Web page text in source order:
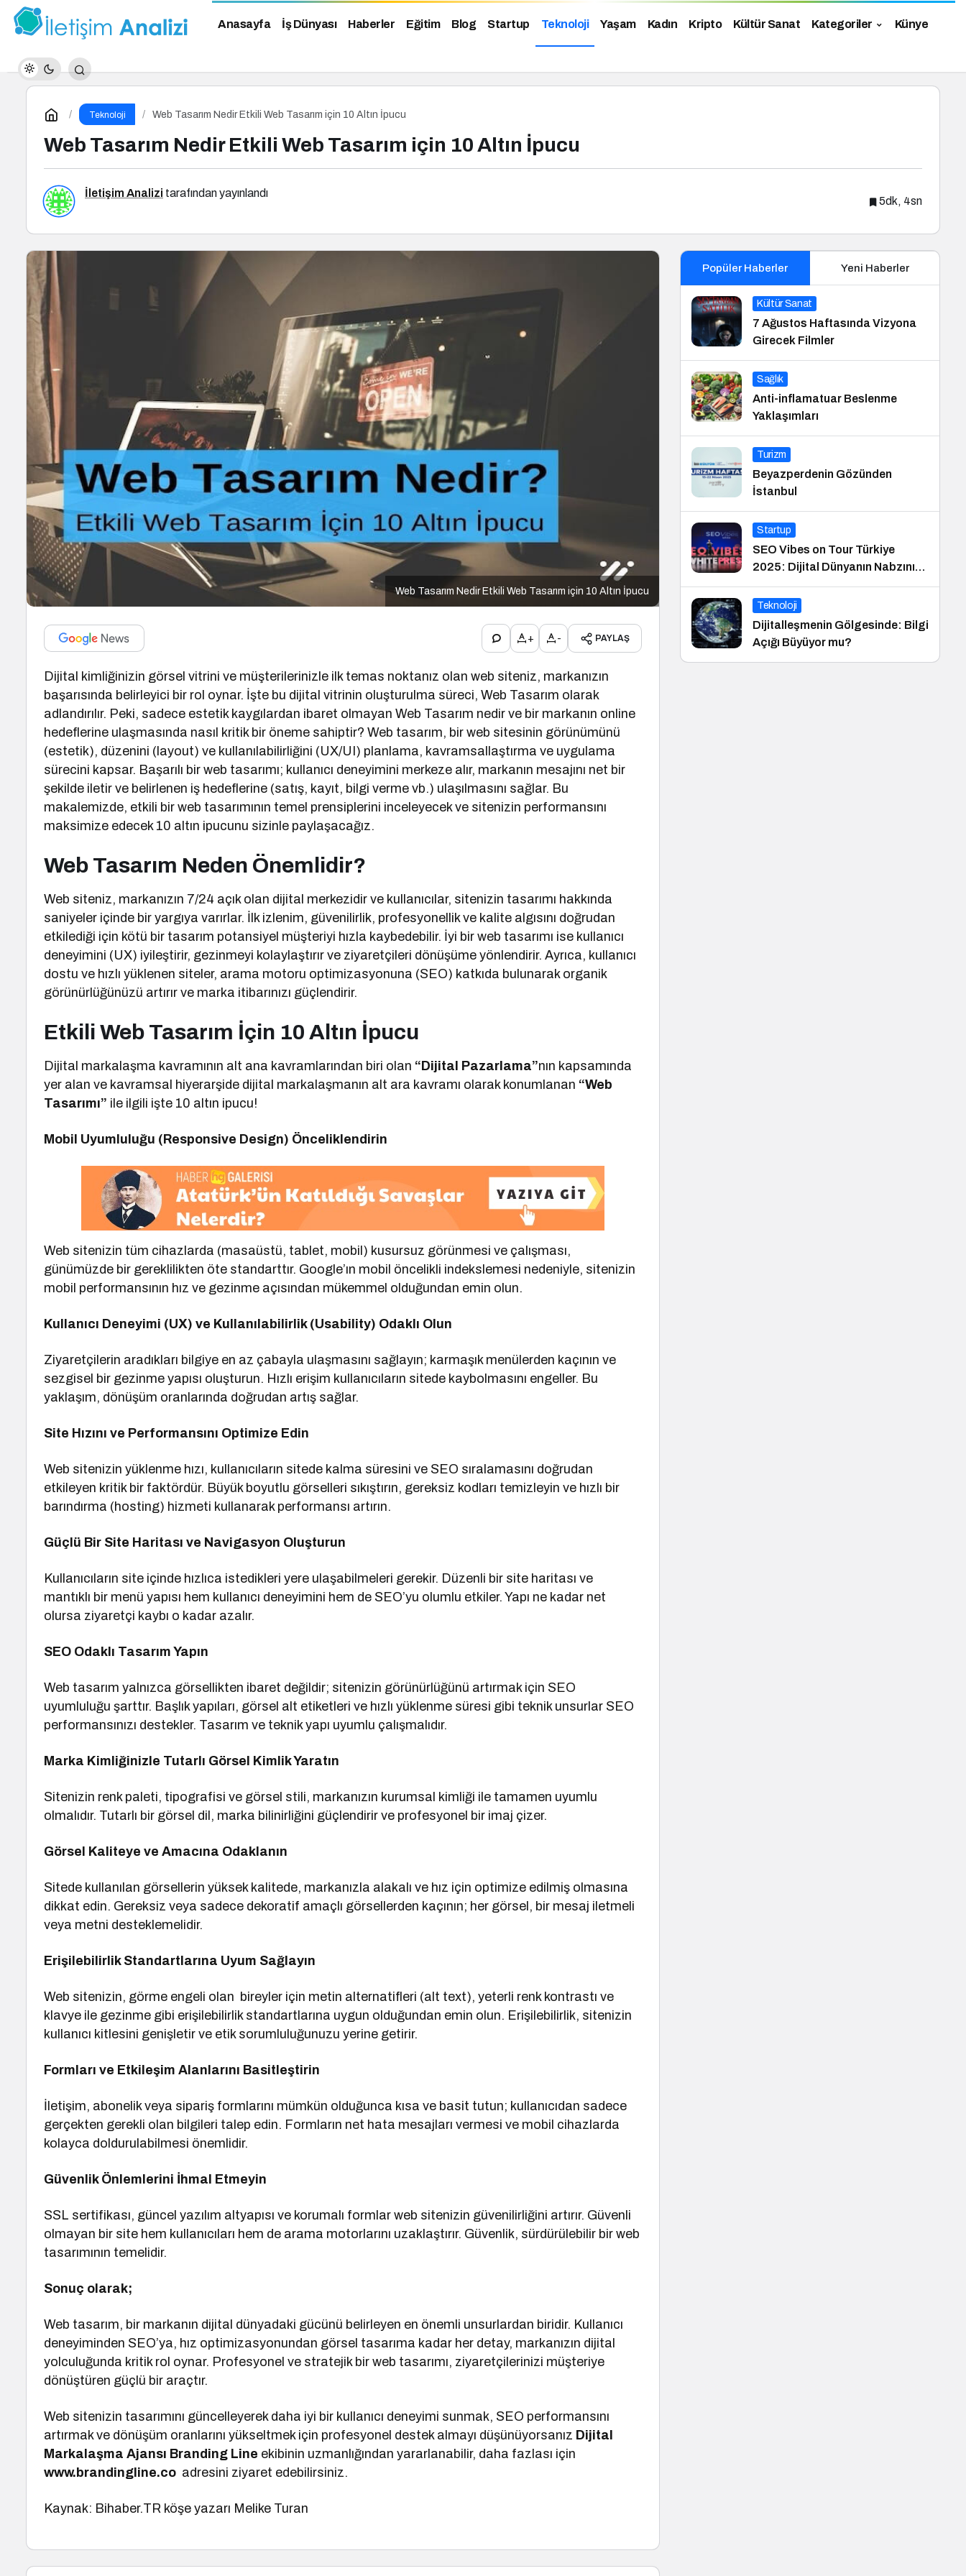
Anasayfa İş Dünyası Haberler Eğitim Blog Startup Teknoloji Yaşam Kadın Kripto Kültür Sanat Kategoriler Künye
Teknoloji Web Tasarım Nedir Etkili Web Tasarım için 10 Altın İpucu
Web Tasarım Nedir Etkili Web Tasarım için 10 Altın İpucu
İletişim Analizi tarafından yayınlandı
5dk, 4sn
Web Tasarım Nedir Etkili Web Tasarım için 10 Altın İpucu
+ - PAYLAŞ
Dijital kimliğinizin görsel vitrini ve müşterilerinizle ilk temas noktanız olan web siteniz, markanızın
başarısında belirleyici bir rol oynar. İşte bu dijital vitrinin oluşturulma süreci, Web Tasarım olarak
adlandırılır. Peki, sadece estetik kaygılardan ibaret olmayan Web Tasarım nedir ve bir markanın online
hedeflerine ulaşmasında nasıl kritik bir öneme sahiptir? Web tasarım, bir web sitesinin görünümünü
(estetik), düzenini (layout) ve kullanılabilirliğini (UX/UI) planlama, kavramsallaştırma ve uygulama
sürecini kapsar. Başarılı bir web tasarımı; kullanıcı deneyimini merkeze alır, markanın mesajını net bir
şekilde iletir ve belirlenen iş hedeflerine (satış, kayıt, bilgi verme vb.) ulaşılmasını sağlar. Bu
makalemizde, etkili bir web tasarımının temel prensiplerini inceleyecek ve sitenizin performansını
maksimize edecek 10 altın ipucunu sizinle paylaşacağız.
Web Tasarım Neden Önemlidir?
Web siteniz, markanızın 7/24 açık olan dijital merkezidir ve kullanıcılar, sitenizin tasarımı hakkında
saniyeler içinde bir yargıya varırlar. İlk izlenim, güvenilirlik, profesyonellik ve kalite algısını doğrudan
etkilediği için kötü bir tasarım potansiyel müşteriyi hızla kaybedebilir. İyi bir web tasarımı ise kullanıcı
deneyimini (UX) iyileştirir, gezinmeyi kolaylaştırır ve ziyaretçileri dönüşüme yönlendirir. Ayrıca, kullanıcı
dostu ve hızlı yüklenen siteler, arama motoru optimizasyonuna (SEO) katkıda bulunarak organik
görünürlüğünüzü artırır ve marka itibarınızı güçlendirir.
Etkili Web Tasarım İçin 10 Altın İpucu
Dijital markalaşma kavramının alt ana kavramlarından biri olan “Dijital Pazarlama”nın kapsamında
yer alan ve kavramsal hiyerarşide dijital markalaşmanın alt ara kavramı olarak konumlanan “Web
Tasarımı” ile ilgili işte 10 altın ipucu!
Mobil Uyumluluğu (Responsive Design) Önceliklendirin
Web sitenizin tüm cihazlarda (masaüstü, tablet, mobil) kusursuz görünmesi ve çalışması,
günümüzde bir gereklilikten öte standarttır. Google’ın mobil öncelikli indekslemesi nedeniyle, sitenizin
mobil performansının hız ve gezinme açısından mükemmel olduğundan emin olun.
Kullanıcı Deneyimi (UX) ve Kullanılabilirlik (Usability) Odaklı Olun
Ziyaretçilerin aradıkları bilgiye en az çabayla ulaşmasını sağlayın; karmaşık menülerden kaçının ve
sezgisel bir gezinme yapısı oluşturun. Hızlı erişim kullanıcıların sitede kaybolmasını engeller. Bu
yaklaşım, dönüşüm oranlarında doğrudan artış sağlar.
Site Hızını ve Performansını Optimize Edin
Web sitenizin yüklenme hızı, kullanıcıların sitede kalma süresini ve SEO sıralamasını doğrudan
etkileyen kritik bir faktördür. Büyük boyutlu görselleri sıkıştırın, gereksiz kodları temizleyin ve hızlı bir
barındırma (hosting) hizmeti kullanarak performansı artırın.
Güçlü Bir Site Haritası ve Navigasyon Oluşturun
Kullanıcıların site içinde hızlıca istedikleri yere ulaşabilmeleri gerekir. Düzenli bir site haritası ve
mantıklı bir menü yapısı hem kullanıcı deneyimini hem de SEO’yu olumlu etkiler. Yapı ne kadar net
olursa ziyaretçi kaybı o kadar azalır.
SEO Odaklı Tasarım Yapın
Web tasarım yalnızca görsellikten ibaret değildir; sitenizin görünürlüğünü artırmak için SEO
uyumluluğu şarttır. Başlık yapıları, görsel alt etiketleri ve hızlı yüklenme süresi gibi teknik unsurlar SEO
performansınızı destekler. Tasarım ve teknik yapı uyumlu çalışmalıdır.
Marka Kimliğinizle Tutarlı Görsel Kimlik Yaratın
Sitenizin renk paleti, tipografisi ve görsel stili, markanızın kurumsal kimliği ile tamamen uyumlu
olmalıdır. Tutarlı bir görsel dil, marka bilinirliğini güçlendirir ve profesyonel bir imaj çizer.
Görsel Kaliteye ve Amacına Odaklanın
Sitede kullanılan görsellerin yüksek kalitede, markanızla alakalı ve hız için optimize edilmiş olmasına
dikkat edin. Gereksiz veya sadece dekoratif amaçlı görsellerden kaçının; her görsel, bir mesaj iletmeli
veya metni desteklemelidir.
Erişilebilirlik Standartlarına Uyum Sağlayın
Web sitenizin, görme engeli olan bireyler için metin alternatifleri (alt text), yeterli renk kontrastı ve
klavye ile gezinme gibi erişilebilirlik standartlarına uygun olduğundan emin olun. Erişilebilirlik, sitenizin
kullanıcı kitlesini genişletir ve etik sorumluluğunuzu yerine getirir.
Formları ve Etkileşim Alanlarını Basitleştirin
İletişim, abonelik veya sipariş formlarını mümkün olduğunca kısa ve basit tutun; kullanıcıdan sadece
gerçekten gerekli olan bilgileri talep edin. Formların net hata mesajları vermesi ve mobil cihazlarda
kolayca doldurulabilmesi önemlidir.
Güvenlik Önlemlerini İhmal Etmeyin
SSL sertifikası, güncel yazılım altyapısı ve korumalı formlar web sitenizin güvenilirliğini artırır. Güvenli
olmayan bir site hem kullanıcıları hem de arama motorlarını uzaklaştırır. Güvenlik, sürdürülebilir bir web
tasarımının temelidir.
Sonuç olarak;
Web tasarım, bir markanın dijital dünyadaki gücünü belirleyen en önemli unsurlardan biridir. Kullanıcı
deneyiminden SEO’ya, hız optimizasyonundan görsel tasarıma kadar her detay, markanızın dijital
yolculuğunda kritik rol oynar. Profesyonel ve stratejik bir web tasarımı, ziyaretçilerinizi müşteriye
dönüştüren güçlü bir araçtır.
Web sitenizin tasarımını güncelleyerek daha iyi bir kullanıcı deneyimi sunmak, SEO performansını
artırmak ve dönüşüm oranlarını yükseltmek için profesyonel destek almayı düşünüyorsanız Dijital
Markalaşma Ajansı Branding Line ekibinin uzmanlığından yararlanabilir, daha fazlası için
www.brandingline.co adresini ziyaret edebilirsiniz.
Kaynak: Bihaber.TR köşe yazarı Melike Turan
Popüler Haberler Yeni Haberler
Kültür Sanat
7 Ağustos Haftasında Vizyona
Girecek Filmler
Sağlık
Anti-inflamatuar Beslenme
Yaklaşımları
Turizm
Beyazperdenin Gözünden
İstanbul
Startup
SEO Vibes on Tour Türkiye
2025: Dijital Dünyanın Nabzını
Tutan Etkinlik
Teknoloji
Dijitalleşmenin Gölgesinde: Bilgi
Açığı Büyüyor mu?